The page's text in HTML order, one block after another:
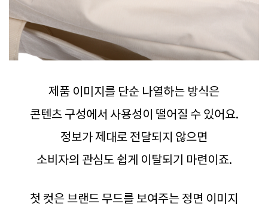
제품 이미지를 단순 나열하는 방식은
콘텐츠 구성에서 사용성이 떨어질 수 있어요.
정보가 제대로 전달되지 않으면
소비자의 관심도 쉽게 이탈되기 마련이죠.
첫 컷은 브랜드 무드를 보여주는 정면 이미지